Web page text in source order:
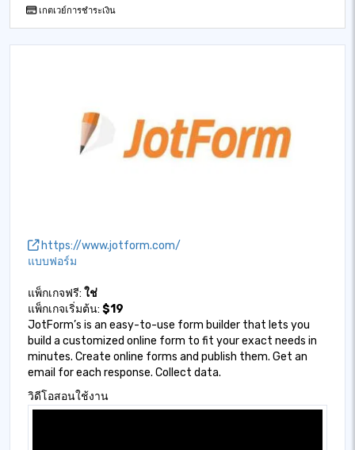
เกตเวย์การชำระเงิน
https://www.jotform.com/
แบบฟอร์ม
แพ็กเกจฟรี: ใช่
แพ็กเกจเริ่มต้น: $19
JotForm’s is an easy-to-use form builder that lets you
build a customized online form to fit your exact needs in
minutes. Create online forms and publish them. Get an
email for each response. Collect data.
วิดีโอสอนใช้งาน